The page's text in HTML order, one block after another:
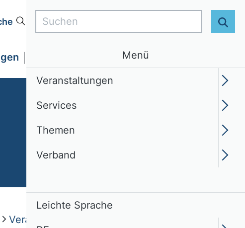
Login DE
Themen Verband
Veranstaltungen
Suchen
Menü
Veranstaltungen
Services
Themen
Verband
Leichte Sprache